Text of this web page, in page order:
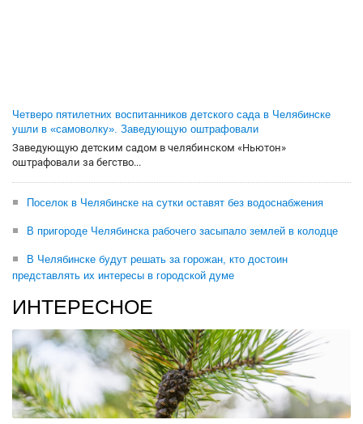
Четверо пятилетних воспитанников детского сада в Челябинске
ушли в «самоволку». Заведующую оштрафовали
Заведующую детским садом в челябинском «Ньютон»
оштрафовали за бегство...
Поселок в Челябинске на сутки оставят без водоснабжения
В пригороде Челябинска рабочего засыпало землей в колодце
В Челябинске будут решать за горожан, кто достоин
представлять их интересы в городской думе
ИНТЕРЕСНОЕ